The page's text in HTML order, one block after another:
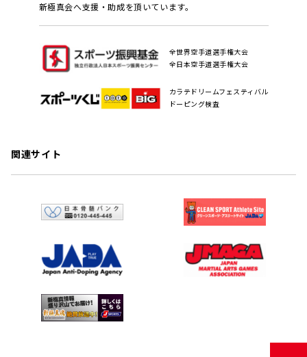
新極真会へ支援・助成を頂いています。
全世界空手道選手権大会
全日本空手道選手権大会
カラテドリームフェスティバル
ドーピング検査
関連サイト